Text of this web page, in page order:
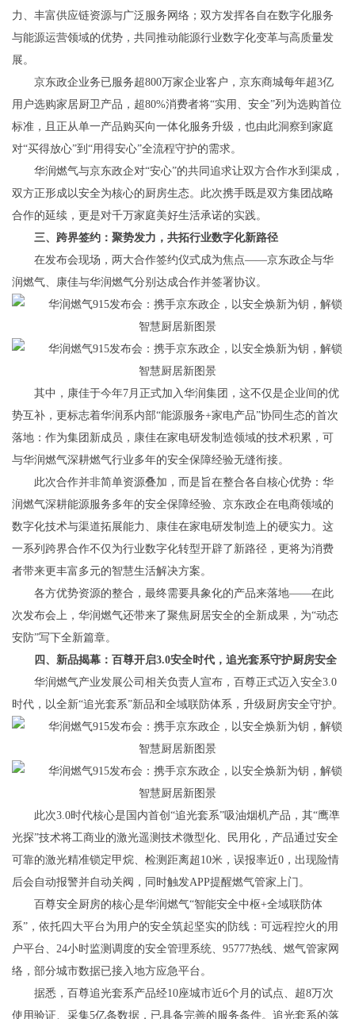
力、丰富供应链资源与广泛服务网络；双方发挥各自在数字化服务
与能源运营领域的优势，共同推动能源行业数字化变革与高质量发
展。
京东政企业务已服务超800万家企业客户，京东商城每年超3亿
用户选购家居厨卫产品，超80%消费者将“实用、安全”列为选购首位
标准，且正从单一产品购买向一体化服务升级，也由此洞察到家庭
对“买得放心”到“用得安心”全流程守护的需求。
华润燃气与京东政企对“安心”的共同追求让双方合作水到渠成，
双方正形成以安全为核心的厨房生态。此次携手既是双方集团战略
合作的延续，更是对千万家庭美好生活承诺的实践。
三、跨界签约：聚势发力，共拓行业数字化新路径
在发布会现场，两大合作签约仪式成为焦点——京东政企与华
润燃气、康佳与华润燃气分别达成合作并签署协议。
其中，康佳于今年7月正式加入华润集团，这不仅是企业间的优
势互补，更标志着华润系内部“能源服务+家电产品”协同生态的首次
落地：作为集团新成员，康佳在家电研发制造领域的技术积累，可
与华润燃气深耕燃气行业多年的安全保障经验无缝衔接。
此次合作并非简单资源叠加，而是旨在整合各自核心优势：华
润燃气深耕能源服务多年的安全保障经验、京东政企在电商领域的
数字化技术与渠道拓展能力、康佳在家电研发制造上的硬实力。这
一系列跨界合作不仅为行业数字化转型开辟了新路径，更将为消费
者带来更丰富多元的智慧生活解决方案。
各方优势资源的整合，最终需要具象化的产品来落地——在此
次发布会上，华润燃气还带来了聚焦厨居安全的全新成果，为“动态
安防”写下全新篇章。
四、新品揭幕：百尊开启3.0安全时代，追光套系守护厨房安全
华润燃气产业发展公司相关负责人宣布，百尊正式迈入安全3.0
时代，以全新“追光套系”新品和全域联防体系，升级厨房安全守护。
此次3.0时代核心是国内首创“追光套系”吸油烟机产品，其“鹰凖
光探”技术将工商业的激光遥测技术微型化、民用化，产品通过安全
可靠的激光精准锁定甲烷、检测距离超10米，误报率近0，出现险情
后会自动报警并自动关阀，同时触发APP提醒燃气管家上门。
百尊安全厨房的核心是华润燃气“智能安全中枢+全域联防体
系”，依托四大平台为用户的安全筑起坚实的防线：可远程控火的用
户平台、24小时监测调度的安全管理系统、95777热线、燃气管家网
络，部分城市数据已接入地方应急平台。
据悉，百尊追光套系产品经10座城市近6个月的试点、超8万次
使用验证、采集5亿条数据，已具备完善的服务条件。追光套系的落